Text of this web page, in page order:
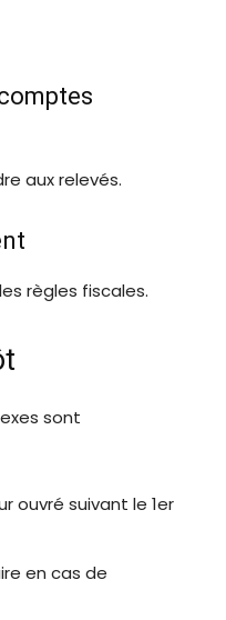
aux relevés.
règles fiscales.
sont
ouvré suivant le 1er
en cas de